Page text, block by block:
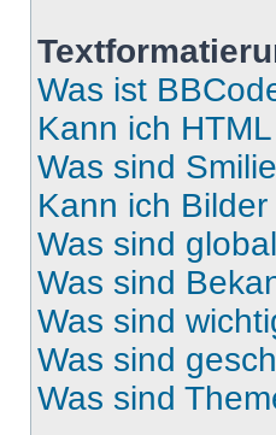
Was ist
Kann ich
Was sind
Kann ich
Was sind
Was sind
Was sind
Was sind
Was sind